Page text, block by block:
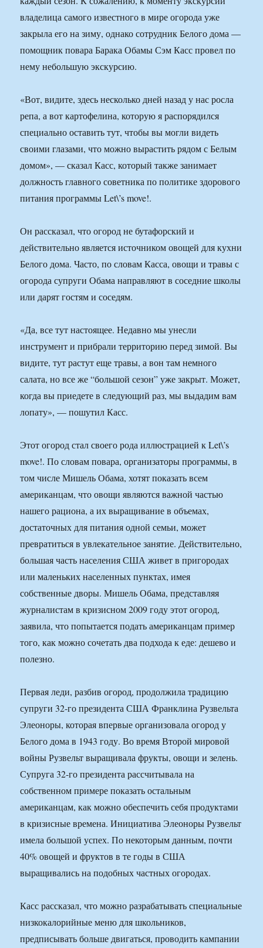
владелица самого известного в мире огорода уже
закрыла его на зиму, однако сотрудник Белого дома —
помощник повара Барака Обамы Сэм Касс провел по
нему небольшую экскурсию.
«Вот, видите, здесь несколько дней назад у нас росла
репа, а вот картофелина, которую я распорядился
специально оставить тут, чтобы вы могли видеть
своими глазами, что можно вырастить рядом с Белым
домом», — сказал Касс, который также занимает
должность главного советника по политике здорового
питания программы Let\’s move!.
Он рассказал, что огород не бутафорский и
действительно является источником овощей для кухни
Белого дома. Часто, по словам Касса, овощи и травы с
огорода супруги Обама направляют в соседние школы
или дарят гостям и соседям.
«Да, все тут настоящее. Недавно мы унесли
инструмент и прибрали территорию перед зимой. Вы
видите, тут растут еще травы, а вон там немного
салата, но все же “большой сезон” уже закрыт. Может,
когда вы приедете в следующий раз, мы выдадим вам
лопату», — пошутил Касс.
Этот огород стал своего рода иллюстрацией к Let\’s
move!. По словам повара, организаторы программы, в
том числе Мишель Обама, хотят показать всем
американцам, что овощи являются важной частью
нашего рациона, а их выращивание в объемах,
достаточных для питания одной семьи, может
превратиться в увлекательное занятие. Действительно,
большая часть населения США живет в пригородах
или маленьких населенных пунктах, имея
собственные дворы. Мишель Обама, представляя
журналистам в кризисном 2009 году этот огород,
заявила, что попытается подать американцам пример
того, как можно сочетать два подхода к еде: дешево и
полезно.
Первая леди, разбив огород, продолжила традицию
супруги 32-го президента США Франклина Рузвельта
Элеоноры, которая впервые организовала огород у
Белого дома в 1943 году. Во время Второй мировой
войны Рузвельт выращивала фрукты, овощи и зелень.
Супруга 32-го президента рассчитывала на
собственном примере показать остальным
американцам, как можно обеспечить себя продуктами
в кризисные времена. Инициатива Элеоноры Рузвельт
имела большой успех. По некоторым данным, почти
40% овощей и фруктов в те годы в США
выращивались на подобных частных огородах.
Касс рассказал, что можно разрабатывать специальные
низкокалорийные меню для школьников,
предписывать больше двигаться, проводить кампании